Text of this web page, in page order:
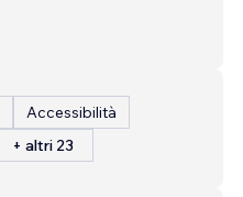
Accessibilità
+ altri 23